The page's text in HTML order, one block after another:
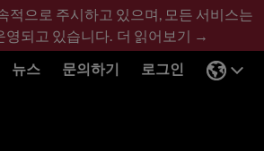
적으로 주시하고 있으며, 모든 서비스는
영되고 있습니다. 더 읽어보기 →
뉴스
문의하기 로그인